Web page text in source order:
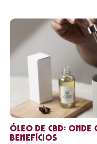
Óleo de CBD:
benefícios